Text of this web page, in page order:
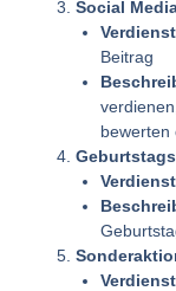
Social
Beitrag
bewerten